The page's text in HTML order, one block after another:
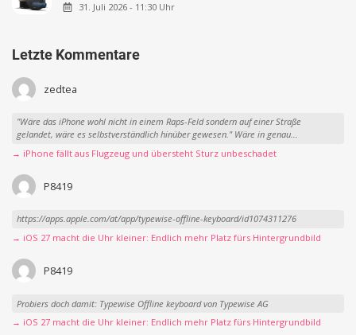
31. Juli 2026 - 11:30 Uhr
Letzte Kommentare
zedtea
"Wäre das iPhone wohl nicht in einem Raps-Feld sondern auf einer Straße
gelandet, wäre es selbstverständlich hinüber gewesen." Wäre in genau...
→ iPhone fällt aus Flugzeug und übersteht Sturz unbeschadet
P8419
https://apps.apple.com/at/app/typewise-offline-keyboard/id1074311276
→ iOS 27 macht die Uhr kleiner: Endlich mehr Platz fürs Hintergrundbild
P8419
Probiers doch damit: Typewise Offline keyboard von Typewise AG
→ iOS 27 macht die Uhr kleiner: Endlich mehr Platz fürs Hintergrundbild